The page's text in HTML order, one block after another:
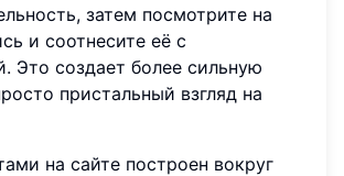
затем посмотрите на
и соотнесите её с
Это создает более сильную
пристальный взгляд на
на сайте построен вокруг